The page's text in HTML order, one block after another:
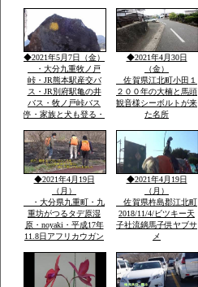
明・パソコン可・
hi/fiok/九重連山登山・
国内最大級のラムサー
ル湿原エリアなど
荘27代目荘主・弘蔵岳
久より説明ご挨拶ご案
内いたします・家族で
レーズナブルで
◆2021年5月7日（金）
・大分九重牧ノ戸
峠・JR熊本駅産交バ
ス・JR別府駅亀の井
バス・牧ノ戸峠バス
停・家族と犬も登る・
ース
◆2021年4月30日
（金）
佐賀県江北町小田１
２００年の大楠と馬頭
観音様シーボルトが来
た名所
◆2021年4月19日
（月）
・大分県九重町・九
重坊がつるタデ原湿
原・noyaki・平成17年
11.8日アフリカウガン
ル湿原にタデ原３８
ha・坊がつる５３ha・
九重の自然をまのる会
◆2021年4月19日
（月）
佐賀県杵島郡江北町
2018/11/4/ビツキー天
子社流鏑馬子供ヤブサ
メ